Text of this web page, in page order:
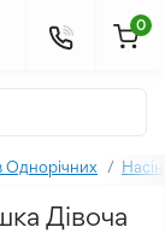
0
Однорічних
Дівоча